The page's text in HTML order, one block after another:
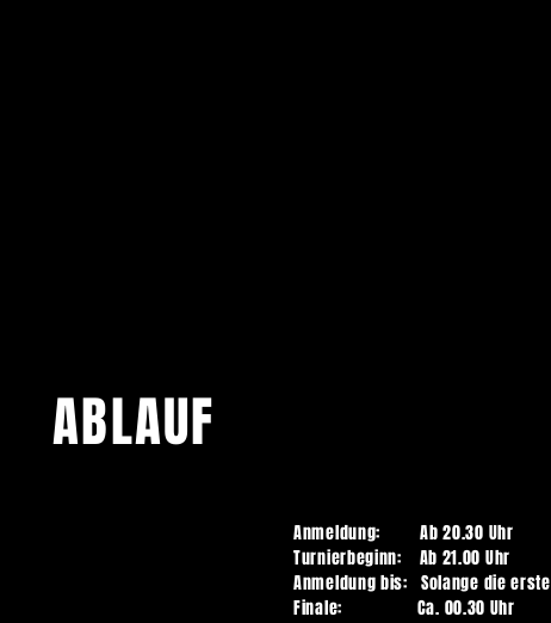
Anmeldung: Ab 20.30 Uhr
Turnierbeginn: Ab 21.00 Uhr
Anmeldung bis: Solange die erste
Finale: Ca. 00.30 Uhr
ABLAUF